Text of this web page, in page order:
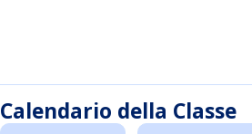
Calendario della Classe